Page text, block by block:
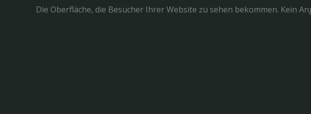
Die Oberfläche, die Besucher Ihrer Website zu sehen bekommen. Kein